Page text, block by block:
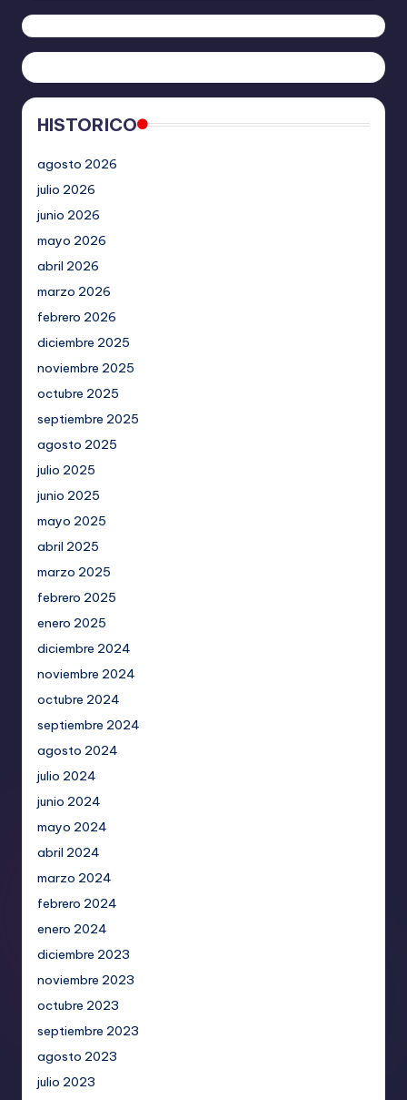
HISTORICO
agosto 2026
julio 2026
junio 2026
mayo 2026
abril 2026
marzo 2026
febrero 2026
diciembre 2025
noviembre 2025
octubre 2025
septiembre 2025
agosto 2025
julio 2025
junio 2025
mayo 2025
abril 2025
marzo 2025
febrero 2025
enero 2025
diciembre 2024
noviembre 2024
octubre 2024
septiembre 2024
agosto 2024
julio 2024
junio 2024
mayo 2024
abril 2024
marzo 2024
febrero 2024
enero 2024
diciembre 2023
noviembre 2023
octubre 2023
septiembre 2023
agosto 2023
julio 2023